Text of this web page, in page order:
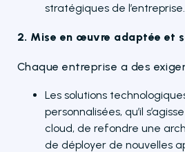
stratégiques de l’entreprise.
2. Mise en œuvre adaptée et
Chaque entreprise a des
Les solutions
personnalisées, qu’il
cloud, de refondre une
de déployer de nouvelles